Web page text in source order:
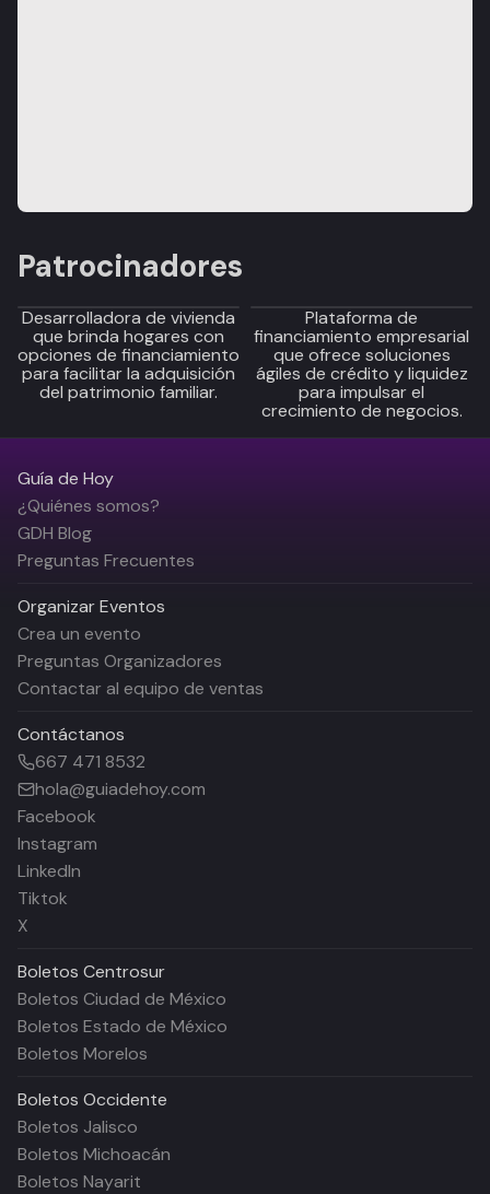
Patrocinadores
Desarrolladora de vivienda
que brinda hogares con
opciones de financiamiento
para facilitar la adquisición
del patrimonio familiar.
Plataforma de
financiamiento empresarial
que ofrece soluciones
ágiles de crédito y liquidez
para impulsar el
crecimiento de negocios.
Guía de Hoy
¿Quiénes somos?
GDH Blog
Preguntas Frecuentes
Organizar Eventos
Crea un evento
Preguntas Organizadores
Contactar al equipo de ventas
Contáctanos
667 471 8532
hola@guiadehoy.com
Facebook
Instagram
LinkedIn
Tiktok
X
Boletos Centrosur
Boletos Ciudad de México
Boletos Estado de México
Boletos Morelos
Boletos Occidente
Boletos Jalisco
Boletos Michoacán
Boletos Nayarit